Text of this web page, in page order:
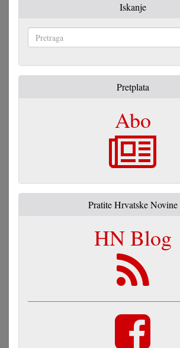
Iskanje
Pretplata
Abo
Pratite Hrvatske Novine
HN Blog